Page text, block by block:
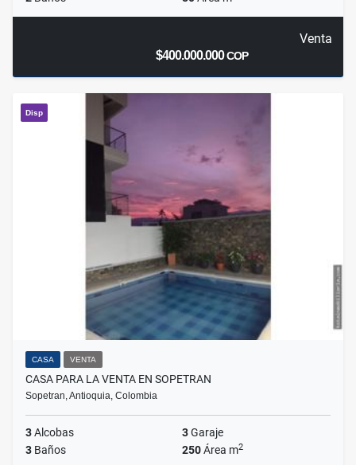
Venta
$400.000.000COP
Disp
CASA VENTA
CASA PARA LA VENTA EN SOPETRAN
Sopetran, Antioquia, Colombia
3Alcobas 3Garaje
3 Baños 250Área m2